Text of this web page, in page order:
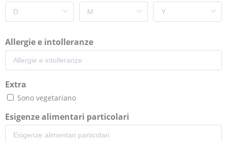
Allergie e intolleranze
Extra
Sono vegetariano
Esigenze alimentari particolari